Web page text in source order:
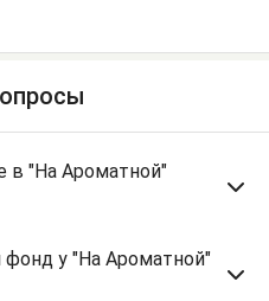
в "На Ароматной"
у "На Ароматной"